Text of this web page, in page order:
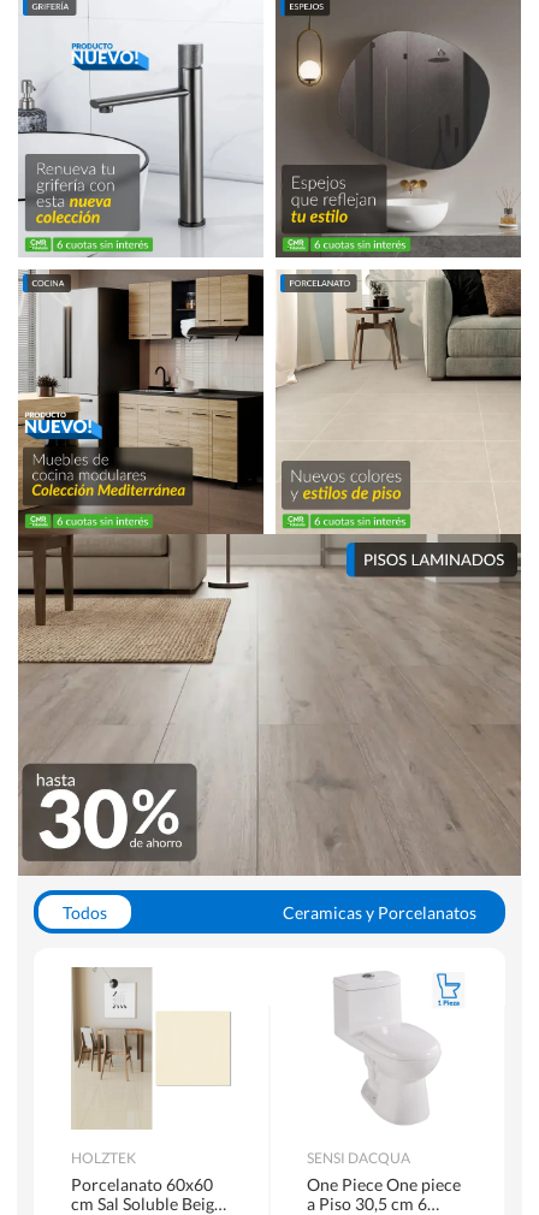
Todos
Ceramicas y Porcelanatos
WC y Sanitarios
Pisos Flotantes y Laminados
Pinturas
HOLZTEK
Porcelanato 60x60
cm Sal Soluble Beige
SENSI DACQUA
One Piece One piece
a Piso 30,5 cm 6